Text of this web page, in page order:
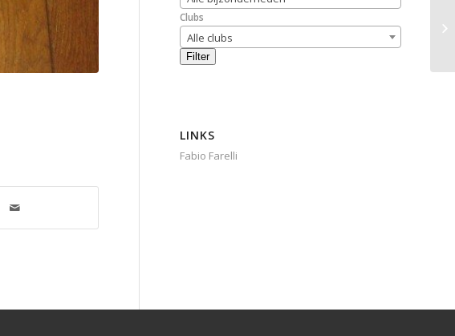
Clubs
Alle clubs
Filter
LINKS
Fabio Farelli